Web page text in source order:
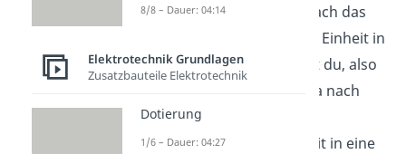
Dafürverschiebst
du einfach das
. Von einer großen Einheit in
einekleineremultiplizierst du, also
verschiebst du das Komma nach
hinten.
Wenn du eine kleine Einheit in eine
8/8 – Dauer: 04:14
Elektrotechnik Grundlagen
Zusatzbauteile Elektrotechnik
Dotierung
1/6 – Dauer: 04:27